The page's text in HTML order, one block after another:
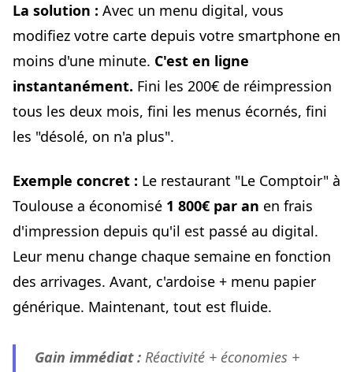
La solution : Avec un menu digital, vous
modifiez votre carte depuis votre smartphone en
moins d'une minute. C'est en ligne
instantanément. Fini les 200€ de réimpression
tous les deux mois, fini les menus écornés, fini
les "désolé, on n'a plus".
Exemple concret : Le restaurant "Le Comptoir" à
Toulouse a économisé 1 800€ par an en frais
d'impression depuis qu'il est passé au digital.
Leur menu change chaque semaine en fonction
des arrivages. Avant, c'ardoise + menu papier
générique. Maintenant, tout est fluide.
Gain immédiat : Réactivité + économies +